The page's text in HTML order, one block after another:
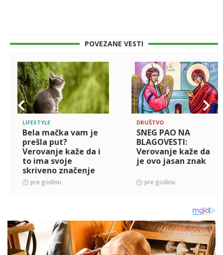
POVEZANE VESTI
LIFESTYLE
Bela mačka vam je
prešla put?
Verovanje kaže da i
to ima svoje
skriveno značenje
pre godinu
DRUŠTVO
SNEG PAO NA
BLAGOVESTI:
Verovanje kaže da
je ovo jasan znak
pre godinu